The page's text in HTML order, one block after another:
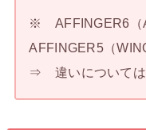
※ AFFINGER6（
AFFINGER5（
⇒ 違いについては